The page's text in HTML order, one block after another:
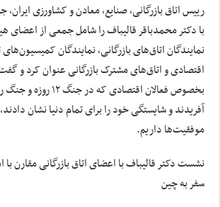
رییس اتاق بازرگانی، صنایع، معادن و کشاورزی
با دکتر محمدباقر قالیباف را شامل جمعی از اعضای
نمایندگان اتاق‌های بازرگانی، نمایندگان
اقتصادی و اتاق‌های مشترک بازرگانی عنوان کرد و
بخصوص فعالان اقتصادی که
آفریدند و شایستگی خود را برای تمام دنیا نشان
موفقیت‌ها داریم.
نشست دکتر قالیباف با اعضای اتاق بازرگانی مقارن با
سفر به چین